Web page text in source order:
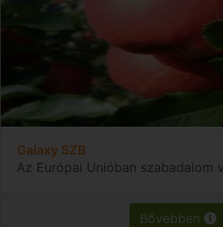
Galaxy SZB
Az Európai Unióban szabadalom
Bővebben